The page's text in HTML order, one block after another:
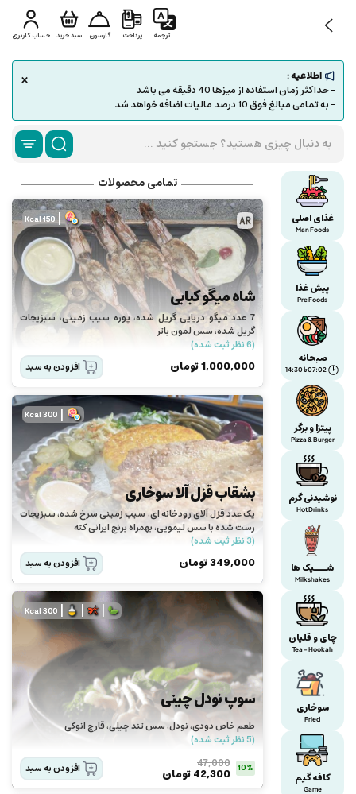
حساب کاربری سبد خرید گارسون پرداخت ترجمه
×
اطلاعیه :
- حداکثر زمان استفاده از میزها 40 دقیقه می باشد
- به تمامی مبالغ فوق 10 درصد مالیات اضافه خواهد شد
غذای اصلی
Man Foods
پیش غذا
Pre Foods
صبحانه
پیتزا و برگر
Pizza & Burger
نوشیدنی گرم
Hot Drinks
شـــیک ها
Milkshakes
چای و قلیان
Tea - Hookah
سوخاری
Fried
کافه گیم
Game
تمامی محصولات
|
150 Kcal
شاه میگو کبابی
7 عدد میگو دریایی گریل شده، پوره سیب زمینی، سبزیجات
گریل شده، سس لمون باتر
(6 نظر ثبت شده)
1,000,000تومان افزودن به سبد
|
300 Kcal
بشقاب قزل آلا سوخاری
یک عدد قزل آلای رودخانه ای، سیب زمینی سرخ شده، سبزیجات
رست شده با سس لیمویی، بهمراه برنج ایرانی کته
(3 نظر ثبت شده)
349,000تومان افزودن به سبد
|
|
|
300 Kcal
سوپ نودل چینی
طعم خاص دودی، نودل، سس تند چیلی، قارچ انوکی
(5 نظر ثبت شده)
10%
47,000
42,300تومان افزودن به سبد